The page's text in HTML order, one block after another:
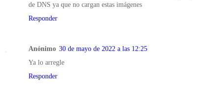
de DNS ya que no cargan estas imágenes
Responder
Anónimo 30 de mayo de 2022 a las 12:25
Ya lo arregle
Responder